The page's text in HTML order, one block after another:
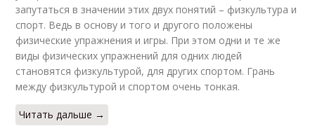
запутаться в значении этих двух понятий – физкультура и
спорт. Ведь в основу и того и другого положены
физические упражнения и игры. При этом одни и те же
виды физических упражнений для одних людей
становятся физкультурой, для других спортом. Грань
между физкультурой и спортом очень тонкая.
Читать дальше →